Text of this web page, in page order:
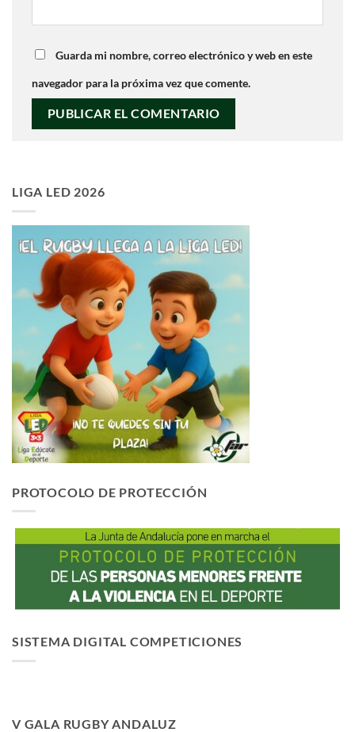
Guarda mi nombre, correo electrónico y web en este
navegador para la próxima vez que comente.
LIGA LED 2026
PROTOCOLO DE PROTECCIÓN
SISTEMA DIGITAL COMPETICIONES
V GALA RUGBY ANDALUZ